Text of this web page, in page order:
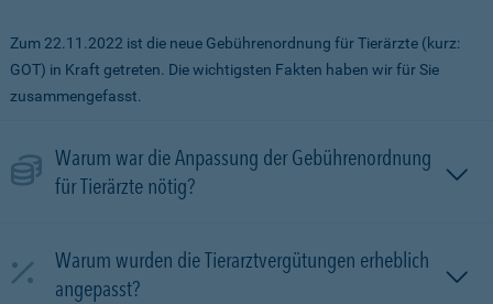
Zum 22.11.2022 ist die neue Gebührenordnung für Tierärzte (kurz:
GOT) in Kraft getreten. Die wichtigsten Fakten haben wir für Sie
zusammengefasst.
Warum war die Anpassung der Gebührenordnung
für Tierärzte nötig?
Warum wurden die Tierarztvergütungen erheblich
angepasst?